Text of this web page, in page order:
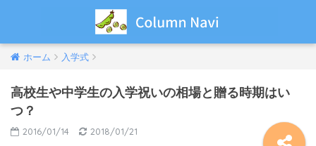
ホーム 入学式
高校生や中学生の入学祝いの相場と贈る時期はい
つ？
2016/01/14 2018/01/21